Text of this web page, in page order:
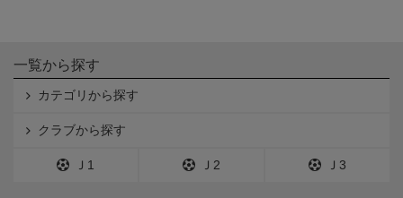
一覧から探す
カテゴリから探す
クラブから探す
Ｊ1 Ｊ2 Ｊ3